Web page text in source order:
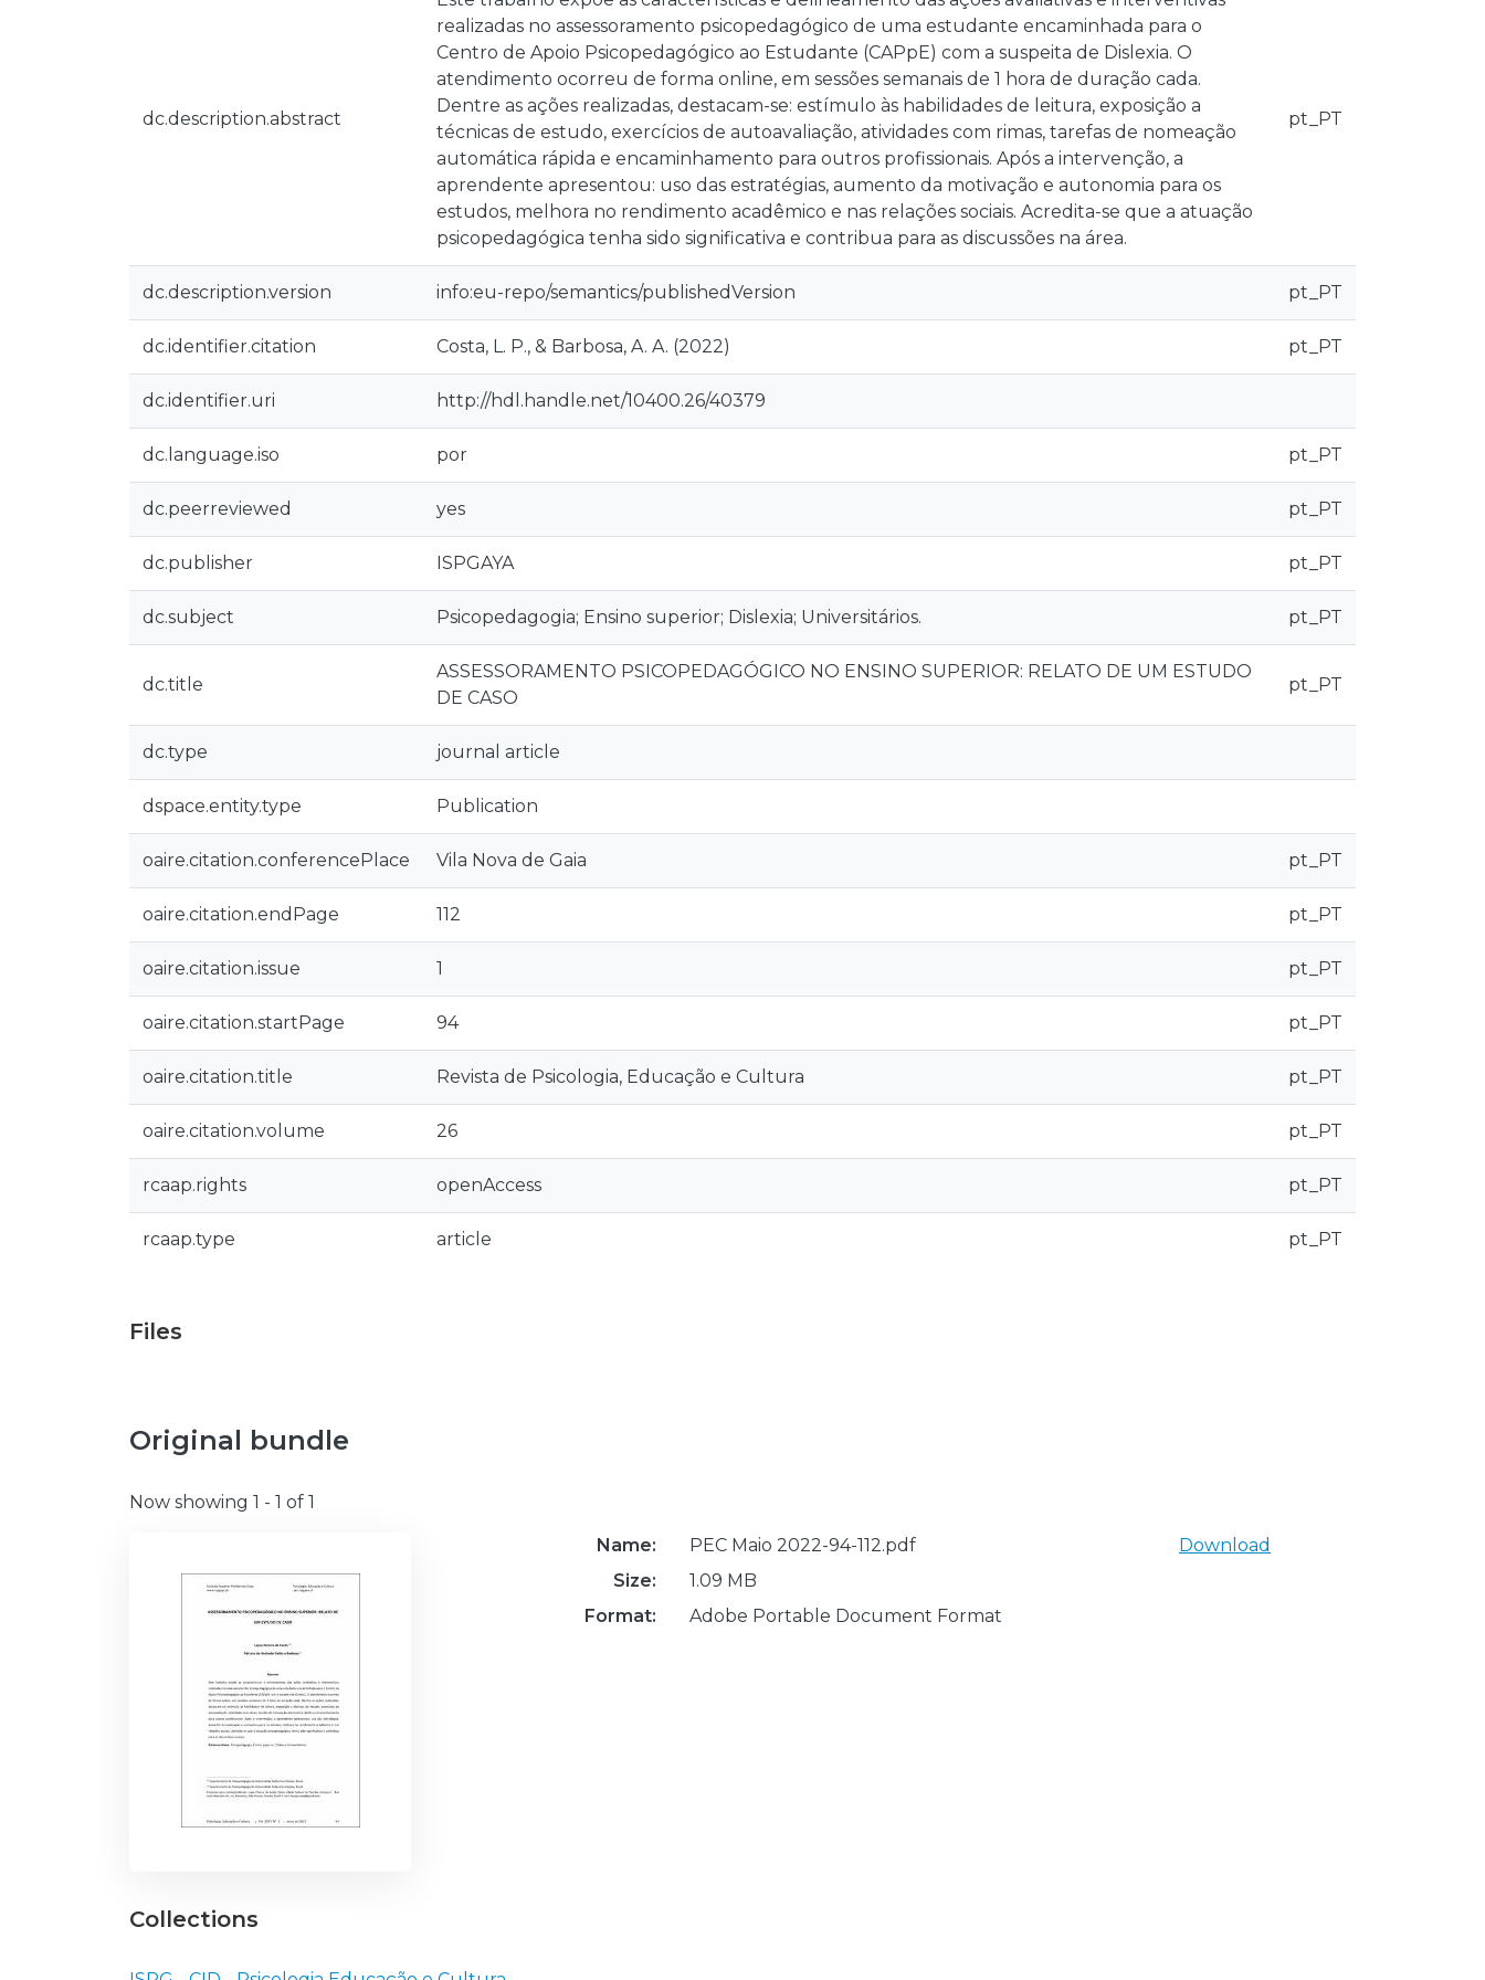
dc.description.abstract
realizadas no assessoramento psicopedagógico de uma estudante encaminhada para o
Centro de Apoio Psicopedagógico ao Estudante (CAPpE) com a suspeita de Dislexia. O
atendimento ocorreu de forma online, em sessões semanais de 1 hora de duração cada.
Dentre as ações realizadas, destacam-se: estímulo às habilidades de leitura, exposição a
técnicas de estudo, exercícios de autoavaliação, atividades com rimas, tarefas de nomeação
automática rápida e encaminhamento para outros profissionais. Após a intervenção, a
aprendente apresentou: uso das estratégias, aumento da motivação e autonomia para os
estudos, melhora no rendimento acadêmico e nas relações sociais. Acredita-se que a atuação
psicopedagógica tenha sido significativa e contribua para as discussões na área.
pt_PT
dc.description.version info:eu-repo/semantics/publishedVersion pt_PT
dc.identifier.citation Costa, L. P., & Barbosa, A. A. (2022) pt_PT
dc.identifier.uri http://hdl.handle.net/10400.26/40379
dc.language.iso por pt_PT
dc.peerreviewed yes pt_PT
dc.publisher ISPGAYA pt_PT
dc.subject Psicopedagogia; Ensino superior; Dislexia; Universitários. pt_PT
dc.title
ASSESSORAMENTO PSICOPEDAGÓGICO NO ENSINO SUPERIOR: RELATO DE UM ESTUDO
DE CASO
pt_PT
dc.type journal article
dspace.entity.type Publication
oaire.citation.conferencePlace Vila Nova de Gaia pt_PT
oaire.citation.endPage 112 pt_PT
oaire.citation.issue 1 pt_PT
oaire.citation.startPage 94 pt_PT
oaire.citation.title Revista de Psicologia, Educação e Cultura pt_PT
oaire.citation.volume 26 pt_PT
rcaap.rights openAccess pt_PT
rcaap.type article pt_PT
Files
Original bundle
Now showing 1 - 1 of 1
Name:
PEC Maio 2022-94-112.pdf
Size:
1.09 MB
Format:
Adobe Portable Document Format
Download
Collections